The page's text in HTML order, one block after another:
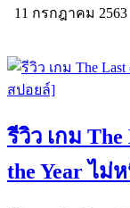
11 กรกฎาคม 2563
รีวิว เกม
the Year ไ